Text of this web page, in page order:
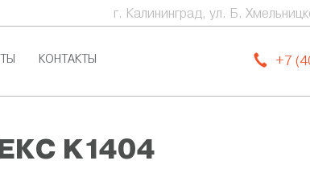
г. Калининград, ул. Б.
КОНТАКТЫ +7
K1404